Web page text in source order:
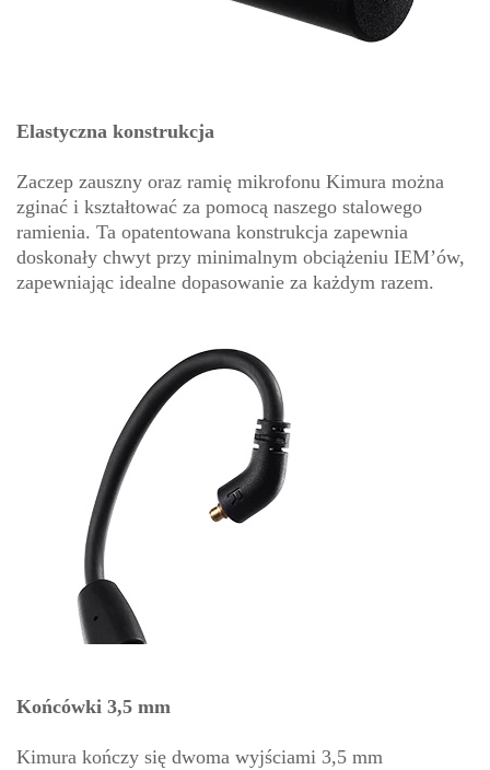
Elastyczna konstrukcja
Zaczep zauszny oraz ramię mikrofonu Kimura można
zginać i kształtować za pomocą naszego stalowego
ramienia. Ta opatentowana konstrukcja zapewnia
doskonały chwyt przy minimalnym obciążeniu IEM’ów,
zapewniając idealne dopasowanie za każdym razem.
Końcówki 3,5 mm
Kimura kończy się dwoma wyjściami 3,5 mm